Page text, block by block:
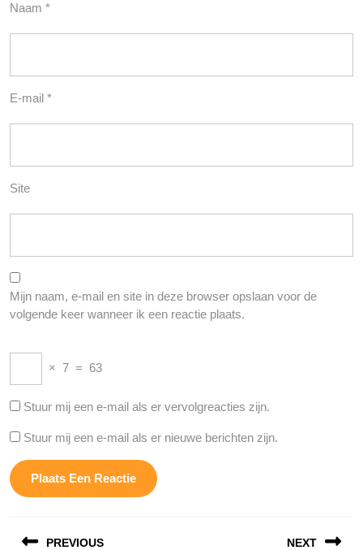
Naam *
E-mail *
Site
Mijn naam, e-mail en site in deze browser opslaan voor de
volgende keer wanneer ik een reactie plaats.
× 7 = 63
Stuur mij een e-mail als er vervolgreacties zijn.
Stuur mij een e-mail als er nieuwe berichten zijn.
PREVIOUS NEXT